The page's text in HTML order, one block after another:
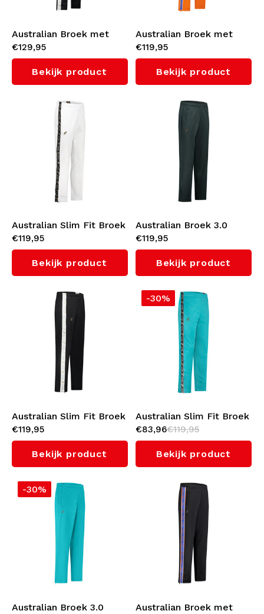
Australian Broek met
witte bies 3.0
(Black/White)
€129,95
Bekijk product
Australian Broek met
oranje bies 3.0 (Bright
Orange)
€119,95
Bekijk product
Australian Slim Fit Broek
met zwarte bies 3.0
(White)
€119,95
Bekijk product
Australian Broek 3.0
(Woods Green)
€119,95
Bekijk product
Australian Slim Fit Broek
met witte bies 3.0
(Black)
€119,95
Bekijk product
-30%
Australian Slim Fit Broek
met zwarte bies 3.0
(Green Storm)
€83,96€119,95
Bekijk product
-30%
Australian Broek 3.0
Australian Broek met